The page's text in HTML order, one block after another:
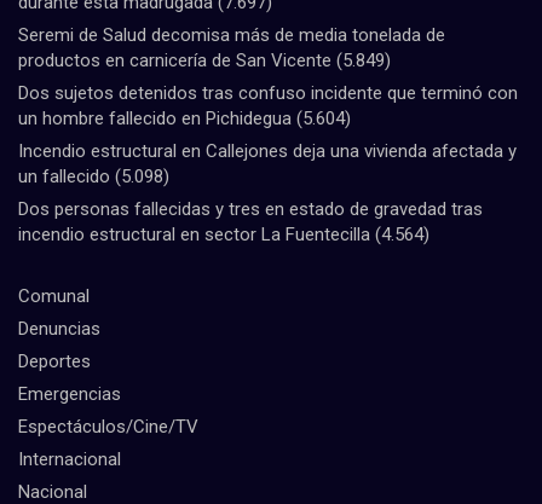
Seremi de Salud decomisa más de media tonelada de
productos en carnicería de San Vicente (5.849)
Dos sujetos detenidos tras confuso incidente que terminó con
un hombre fallecido en Pichidegua (5.604)
Incendio estructural en Callejones deja una vivienda afectada y
un fallecido (5.098)
Dos personas fallecidas y tres en estado de gravedad tras
incendio estructural en sector La Fuentecilla (4.564)
Comunal
Denuncias
Deportes
Emergencias
Espectáculos/Cine/TV
Internacional
Nacional